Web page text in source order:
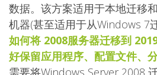
数据。该方案适用于本地迁移
机器(甚至适用于从Windows 7
如何将 2008服务器迁移到
好保留应用程序、配置文件、
需要将Windows Server 2008